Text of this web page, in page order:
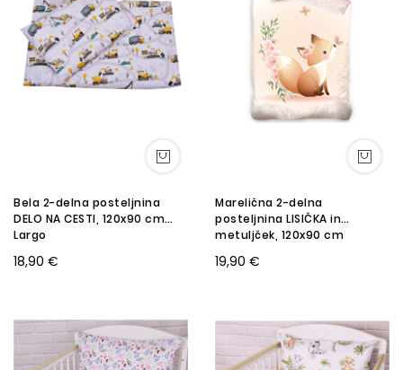
Bela 2-delna posteljnina
DELO NA CESTI, 120x90 cm
Largo
18,90 €
Marelična 2-delna
posteljnina LISIČKA in
metuljček, 120x90 cm
19,90 €